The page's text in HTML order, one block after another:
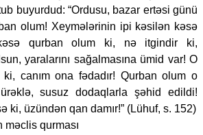
buyurdud: “Ordusu, bazar ertəsi günü
olum! Xeymələrinin ipi kəsilən kəsə
qurban olum ki, nə itgindir ki,
yaralarını sağalmasına ümid var! O
canım ona fədadır! Qurban olum o
susuz dodaqlarla şəhid edildi!
ki, üzündən qan damır!” (Lühuf, s. 152)
məclis qurması